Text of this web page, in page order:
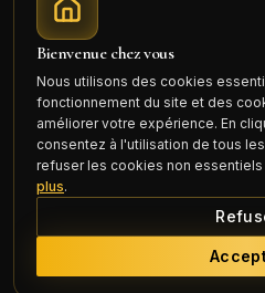
Mentions légales
Connexion
Bienvenue chez vous
Nous utilisons des cookies
fonctionnement du site et des
améliorer votre expérience. En
consentez à l'utilisation de tous
refuser les cookies non essentiels
plus.